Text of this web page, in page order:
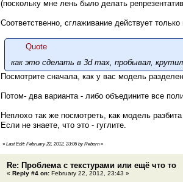
(поскольку мне лень было делать
Соответственно, сглаживание действует
Quote
как это сделать в 3d max, пробывал,
Посмотрите сначала, как у вас модель
Потом- два варианта - либо объедините все
Неплохо так же посмотреть, как модель
Если не знаете, что это - гуглите.
« Last Edit: February 22, 2012, 23:06 by Reborn »
Re: Проблема с текстурами или ещё что то
« Reply #4 on: February 22, 2012, 23:43 »